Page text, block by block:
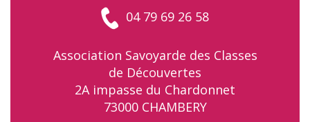
04 79 69 26 58
Association Savoyarde des Classes
de Découvertes
2A impasse du Chardonnet
73000 CHAMBERY